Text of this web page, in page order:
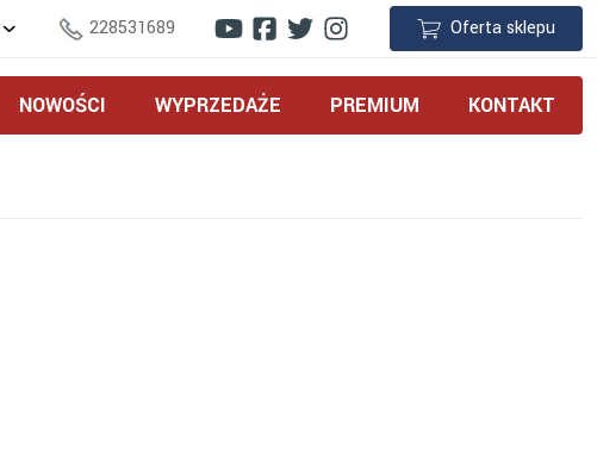
228531689 Oferta sklepu
NOWOŚCI WYPRZEDAŻE PREMIUM KONTAKT